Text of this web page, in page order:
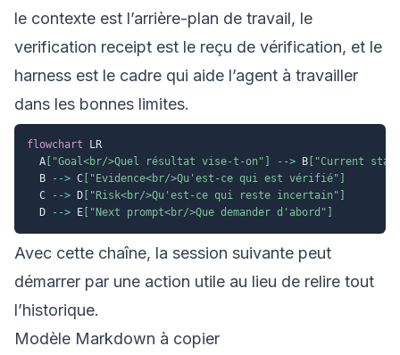
le contexte est l’arrière-plan de travail, le
verification receipt est le reçu de vérification, et le
harness est le cadre qui aide l’agent à travailler
dans les bonnes limites.
flowchart LR
  A
["Goal<br/>Quel résultat vise-t-on"] --> B ["Current
  B
--> C ["Evidence<br/>Qu'est-ce qui est vérifié"]
  C
--> D ["Risk<br/>Qu'est-ce qui reste incertain"]
  D
--> E ["Next prompt<br/>Que demander d'abord"]
Avec cette chaîne, la session suivante peut
démarrer par une action utile au lieu de relire tout
l’historique.
Modèle Markdown à copier